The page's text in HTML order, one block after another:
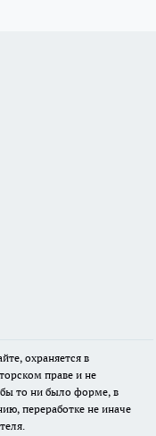
охраняется в
праве и не
то ни было форме, в
переработке не иначе